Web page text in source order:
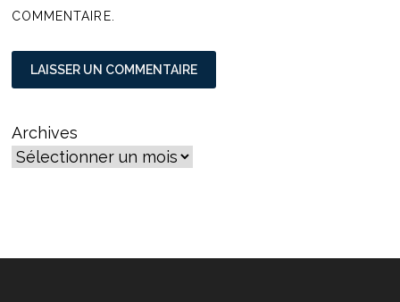
COMMENTAIRE.
Archives